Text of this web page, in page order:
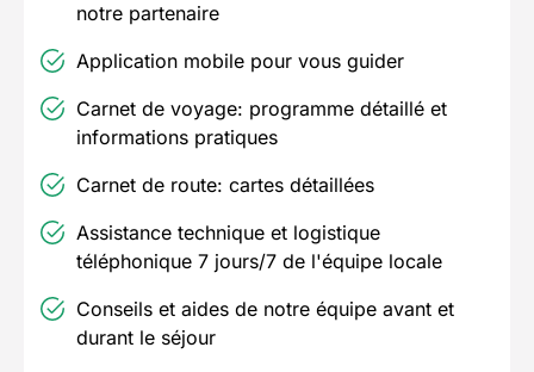
notre partenaire
Application mobile pour vous guider
Carnet de voyage: programme détaillé et
informations pratiques
Carnet de route: cartes détaillées
Assistance technique et logistique
téléphonique 7 jours/7 de l'équipe locale
Conseils et aides de notre équipe avant et
durant le séjour